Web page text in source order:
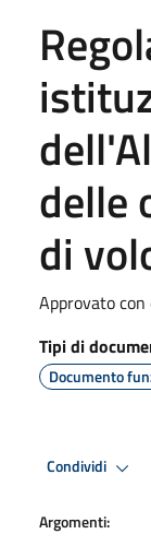
delle
di
Approvato
Tipi di
Documento
Condividi
Argomenti: